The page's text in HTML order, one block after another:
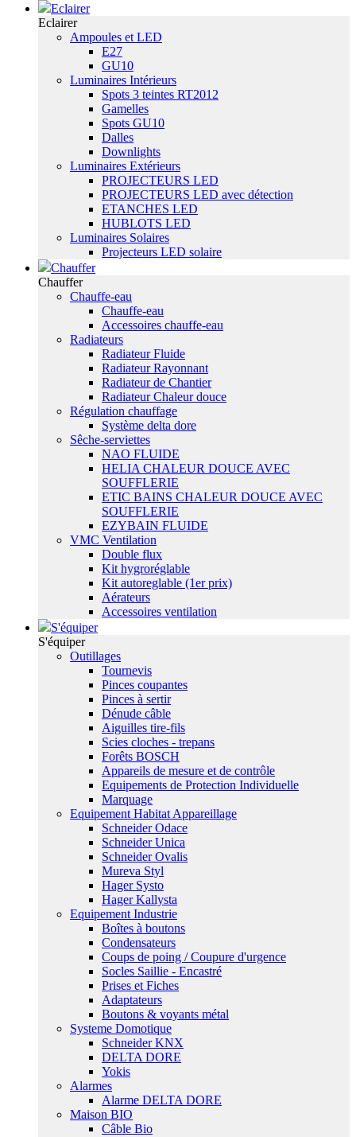
Eclairer
Eclairer
Ampoules et LED
E27
GU10
Luminaires Intérieurs
Spots 3 teintes RT2012
Gamelles
Spots GU10
Dalles
Downlights
Luminaires Extérieurs
PROJECTEURS LED
PROJECTEURS LED avec détection
ETANCHES LED
HUBLOTS LED
Luminaires Solaires
Projecteurs LED solaire
Chauffer
Chauffer
Chauffe-eau
Chauffe-eau
Accessoires chauffe-eau
Radiateurs
Radiateur Fluide
Radiateur Rayonnant
Radiateur de Chantier
Radiateur Chaleur douce
Régulation chauffage
Système delta dore
Sêche-serviettes
NAO FLUIDE
HELIA CHALEUR DOUCE AVEC
SOUFFLERIE
ETIC BAINS CHALEUR DOUCE AVEC
SOUFFLERIE
EZYBAIN FLUIDE
VMC Ventilation
Double flux
Kit hygroréglable
Kit autoreglable (1er prix)
Aérateurs
Accessoires ventilation
S'équiper
S'équiper
Outillages
Tournevis
Pinces coupantes
Pinces à sertir
Dénude câble
Aiguilles tire-fils
Scies cloches - trepans
Forêts BOSCH
Appareils de mesure et de contrôle
Equipements de Protection Individuelle
Marquage
Equipement Habitat Appareillage
Schneider Odace
Schneider Unica
Schneider Ovalis
Mureva Styl
Hager Systo
Hager Kallysta
Equipement Industrie
Boîtes à boutons
Condensateurs
Coups de poing / Coupure d'urgence
Socles Saillie - Encastré
Prises et Fiches
Adaptateurs
Boutons & voyants métal
Systeme Domotique
Schneider KNX
DELTA DORE
Yokis
Alarmes
Alarme DELTA DORE
Maison BIO
Câble Bio